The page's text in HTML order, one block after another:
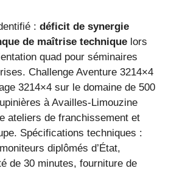
: déficit de synergie
de maîtrise technique lors
quad pour séminaires
Challenge Aventure 3214×4
3214×4 sur le domaine de 500
à Availles-Limouzine
ateliers de franchissement et
Spécifications techniques :
diplômés d’État,
de 30 minutes, fourniture de